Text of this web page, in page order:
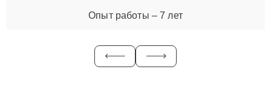
Опыт работы – 7 лет